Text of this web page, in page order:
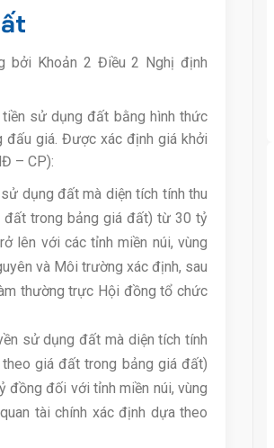
bởi Khoản 2 Điều 2 Nghị định
sử dụng đất bằng hình thức
giá. Được xác định giá khởi
– CP):
dụng đất mà diện tích tính thu
trong bảng giá đất) từ 30 tỷ
lên với các tỉnh miền núi, vùng
và Môi trường xác định, sau
thường trực Hội đồng tổ chức
sử dụng đất mà diện tích tính
giá đất trong bảng giá đất)
đối với tỉnh miền núi, vùng
tài chính xác định dựa theo